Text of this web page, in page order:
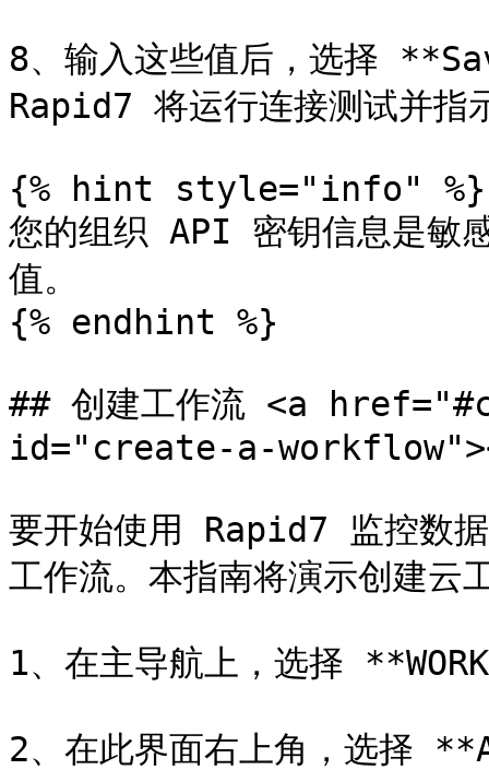
8、输入这些值后，选择
Rapid7 将运行连接测试并指
{% hint style="info" %}
您的组织 API 密钥信息是敏
值。
{% endhint %}
## 创建工作流 <a
id="create-a-
要开始使用 Rapid7 监控数
工作流。本指南将演示创建云
1、在主导航上，选择
2、在此界面右上角，选择